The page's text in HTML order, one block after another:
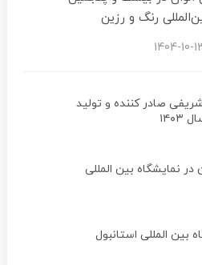
رنگ و رزین
1404-10-
صادر کننده و تولید
نمایشگاه بین المللی
بین المللی استانبول